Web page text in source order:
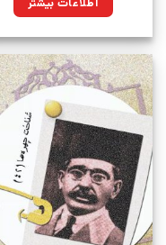
اطلاعات بیشتر